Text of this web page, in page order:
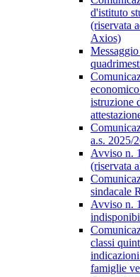
d'istituto
(riservata
Axios)
istruzione
a.s. 2025/
Avviso n.
(riservata
sindacale
Avviso n.
classi
famiglie